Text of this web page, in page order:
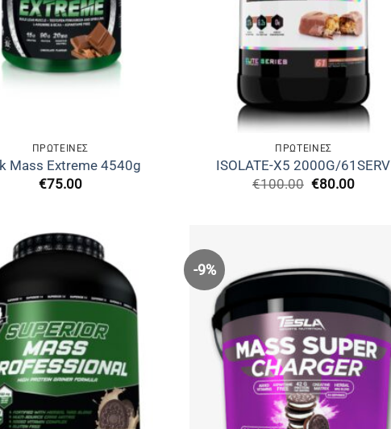
ΠΡΩΤΕΙΝΕΣ
Mass Extreme 4540g
€75.00
ΠΡΩΤΕΙΝΕΣ
ISOLATE-X5 2000G/61SERV
€100.00 Original
€80.00Η
-9%